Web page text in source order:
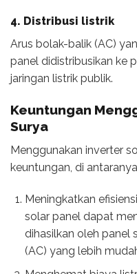
4. Distribusi listrik
Arus bolak-balik (AC)
panel didistribusikan ke
jaringan listrik publik.
Keuntungan
Surya
Menggunakan inverter
keuntungan, di
Meningkatkan
solar panel dapat
dihasilkan oleh panel
(AC) yang lebih